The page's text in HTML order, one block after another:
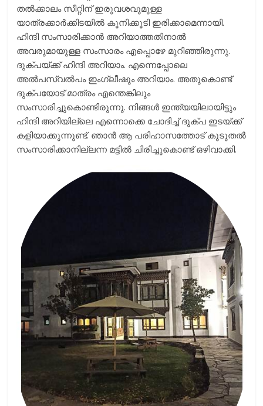
തല്‍ക്കാലം സീറ്റിന് ഇരുവശവുമുള്ള
യാത്രക്കാര്‍ക്കിടയില്‍ കൂനിക്കൂടി ഇരിക്കാമെന്നായി.
ഹിന്ദി സംസാരിക്കാന്‍ അറിയാത്തതിനാല്‍
അവരുമായുള്ള സംസാരം എപ്പൊഴേ മുറിഞ്ഞിരുന്നു.
ദുക്പയ്ക്ക് ഹിന്ദി അറിയാം. എന്നെപ്പോലെ
അല്‍പസ്വല്‍പം ഇംഗ്ലീഷും അറിയാം. അതുകൊണ്ട്
ദുക്പയോട് മാത്രം എന്തെങ്കിലും
സംസാരിച്ചുകൊണ്ടിരുന്നു. നിങ്ങള്‍ ഇന്ത്യയിലായിട്ടും
ഹിന്ദി അറിയില്ലെ എന്നൊക്കെ ചോദിച്ച് ദുക്പ ഇടയ്ക്ക്
കളിയാക്കുന്നുണ്ട്. ഞാന്‍ ആ പരിഹാസത്തോട് കൂടുതല്‍
സംസാരിക്കാനില്ലന്ന മട്ടില്‍ ചിരിച്ചുകൊണ്ട് ഒഴിവാക്കി.